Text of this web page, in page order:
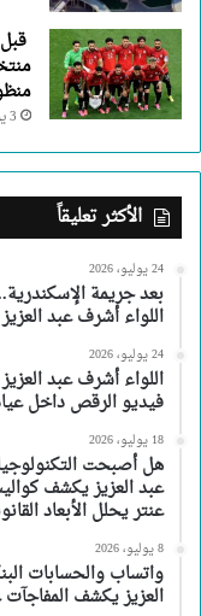
3 يوليو، 2026
الأكثر تعليقاً
24 يوليو، 2026
بعد جريمة
اللواء أشرف عبد
24 يوليو، 2026
اللواء أشرف عبد
فيديو الرقص داخل
18 يوليو، 2026
هل أصبحت
عبد العزيز يكشف
عنتر يحلل الأبعاد
8 يوليو، 2026
واتساب والحسابات
العزيز يكشف